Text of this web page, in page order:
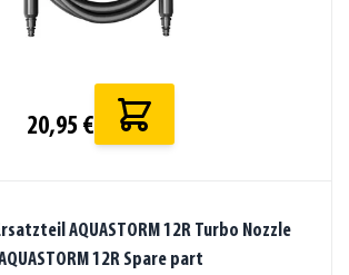
20,95 €
AQUASTORM 12R Turbo Nozzle
12R Spare part